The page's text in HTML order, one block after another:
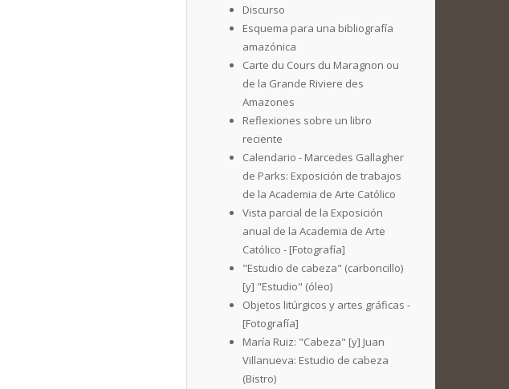
Discurso
Esquema para una bibliografía
amazónica
Carte du Cours du Maragnon ou
de la Grande Riviere des
Amazones
Reflexiones sobre un libro
reciente
Calendario - Marcedes Gallagher
de Parks: Exposición de trabajos
de la Academia de Arte Católico
Vista parcial de la Exposición
anual de la Academia de Arte
Católico - [Fotografía]
"Estudio de cabeza" (carboncillo)
[y] "Estudio" (óleo)
Objetos litúrgicos y artes gráficas -
[Fotografía]
María Ruiz: "Cabeza" [y] Juan
Villanueva: Estudio de cabeza
(Bistro)